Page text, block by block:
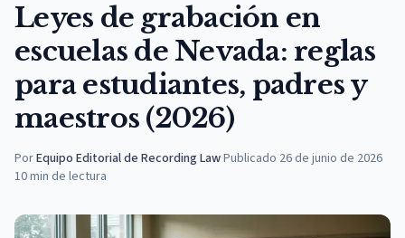
Leyes de grabación en
escuelas de Nevada: reglas
para estudiantes, padres y
maestros (2026)
PorEquipo Editorial de Recording Law·Publicado 26 de junio de 2026
10min de lectura